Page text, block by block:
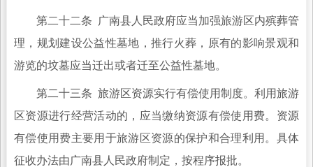
第二十二条 广南县人民政府应当加强旅游区内殡葬管
理，规划建设公益性墓地，推行火葬，原有的影响景观和
游览的坟墓应当迁出或者迁至公益性墓地。
第二十三条 旅游区资源实行有偿使用制度。利用旅游
区资源进行经营活动的，应当缴纳资源有偿使用费。资源
有偿使用费主要用于旅游区资源的保护和合理利用。具体
征收办法由广南县人民政府制定，按程序报批。